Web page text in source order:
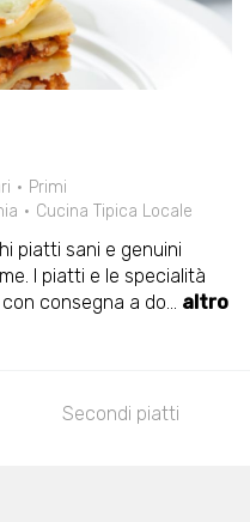
Primi
Cucina Tipica Locale
piatti sani e genuini
I piatti e le specialità
consegna a do... altro
Secondi piatti